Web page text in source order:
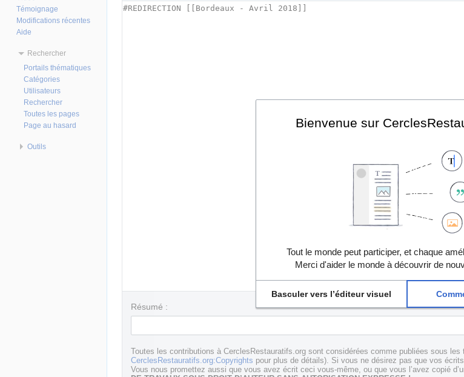
Résumé :
Toutes les contributions à CerclesRestauratifs.org sont considérées comme publiées sous
CerclesRestauratifs.org:Copyrights pour plus de détails). Si vous ne désirez pas que vos
Vous nous promettez aussi que vous avez écrit ceci vous-même, ou que vous l’avez copié
Témoignage
Modifications récentes
Aide
Rechercher
Portails thématiques
Catégories
Utilisateurs
Rechercher
Toutes les pages
Page au hasard
Outils
Bienvenue sur
Tout le monde peut participer, et chaque
Merci d'aider le monde à découvrir de
Basculer vers l’éditeur visuel